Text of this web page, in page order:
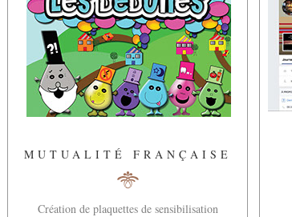
MUTUALITÉ FRANÇAISE
Création de plaquettes de sensibilisation